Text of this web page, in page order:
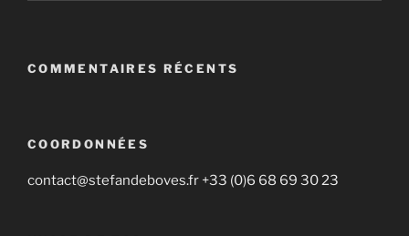
COMMENTAIRES RÉCENTS
COORDONNÉES
contact@stefandeboves.fr +33 (0)6 68 69 30 23